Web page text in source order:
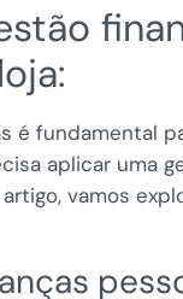
é fundamental
aplicar uma
vamos